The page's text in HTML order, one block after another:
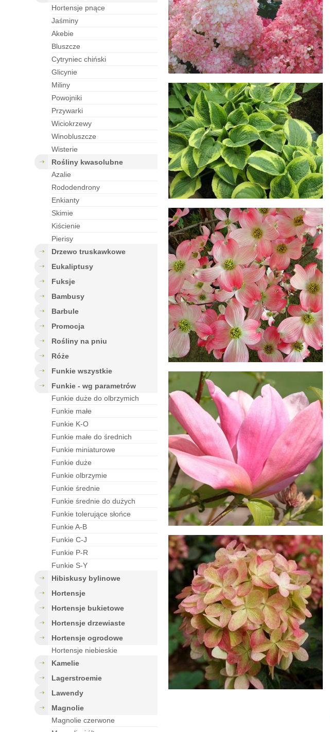
hortensje pnące
jaśminy
akebie
bluszcze
cytryniec chiński
glicynie
miliny
powojniki
przywarki
wiciokrzewy
winobluszcze
wisterie
rośliny kwasolubne
azalie
rododendrony
enkianty
skimie
kiścienie
pierisy
drzewo truskawkowe
eukaliptusy
fuksje
bambusy
barbule
Promocja
rośliny na pniu
róże
funkie wszystkie
funkie - wg parametrów
funkie duże do olbrzymich
funkie małe
funkie K-O
funkie małe do średnich
funkie miniaturowe
funkie duże
funkie olbrzymie
funkie średnie
funkie średnie do dużych
funkie tolerujące słońce
funkie A-B
funkie C-J
funkie P-R
funkie S-Y
hibiskusy bylinowe
hortensje
hortensje bukietowe
hortensje drzewiaste
hortensje ogrodowe
Hortensje niebieskie
kamelie
lagerstroemie
lawendy
magnolie
Magnolie czerwone